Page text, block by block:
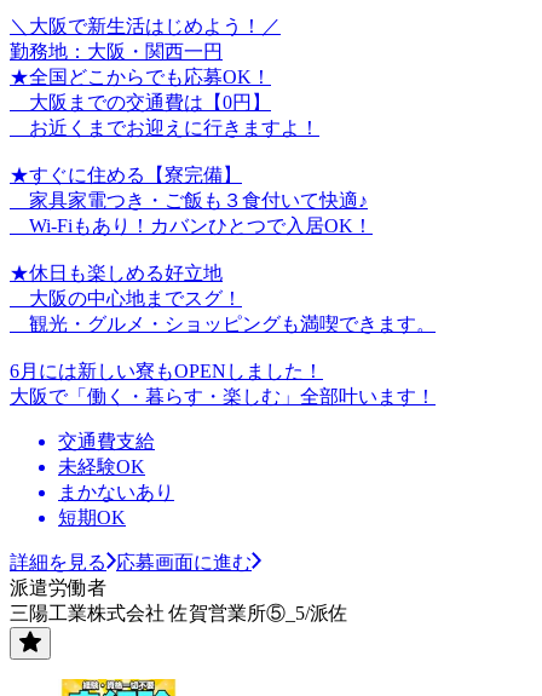
＼大阪で新生活はじめよう！／
勤務地：大阪・関西一円
★全国どこからでも応募OK！
大阪までの交通費は【0円】
お近くまでお迎えに行きますよ！
★すぐに住める【寮完備】
家具家電つき・ご飯も３食付いて快適♪
Wi-Fiもあり！カバンひとつで入居OK！
★休日も楽しめる好立地
大阪の中心地までスグ！
観光・グルメ・ショッピングも満喫できます。
6月には新しい寮もOPENしました！
大阪で「働く・暮らす・楽しむ」全部叶います！
交通費支給
未経験OK
まかないあり
短期OK
詳細を見る
応募画面に進む
派遣労働者
三陽工業株式会社 佐賀営業所⑤_5/派佐